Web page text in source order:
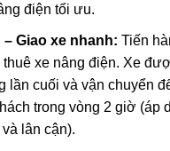
điện tối ưu.
Giao xe nhanh: Tiến
thuê xe nâng điện. Xe
lần cuối và vận chuyển
trong vòng 2 giờ (áp
lân cận).